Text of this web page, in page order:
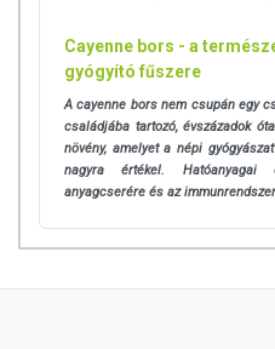
Cayenne bors - a
gyógyító fűszere
A cayenne bors nem csupán egy
családjába tartozó, évszázadok
növény, amelyet a népi
nagyra értékel.
anyagcserére és az